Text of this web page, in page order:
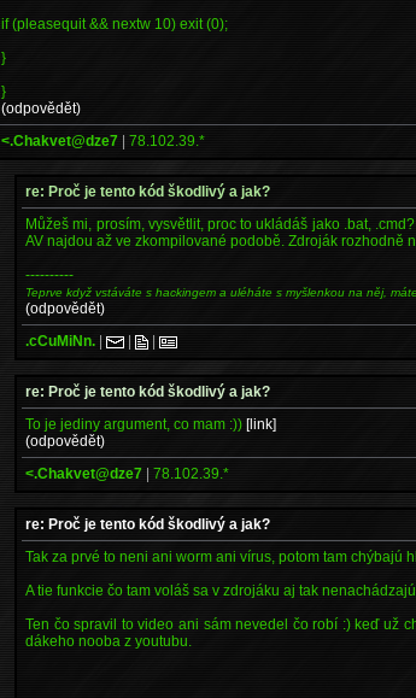
if (pleasequit && nextw 10) exit (0);
}
}
(odpovědět)
<.Chakvet@dze7 |78.102.39.*
re: Proč je tento kód škodlivý a jak?
Můžeš mi, prosím, vysvětlit, proc to ukládáš jako .bat,
AV najdou až ve zkompilované podobě. Zdroják rozhodně
----------
Teprve když vstáváte s hackingem a uléháte s myšlenkou na něj,
(odpovědět)
.cCuMiNn. | | |
re: Proč je tento kód škodlivý a jak?
To je jediny argument, co mam :))[link]
(odpovědět)
<.Chakvet@dze7 |78.102.39.*
re: Proč je tento kód škodlivý a jak?
Tak za prvé to neni ani worm ani vírus, potom tam
A tie funkcie čo tam voláš sa v zdrojáku aj tak
Ten čo spravil to video ani sám nevedel čo robí :) keď už
dákeho nooba z youtubu.